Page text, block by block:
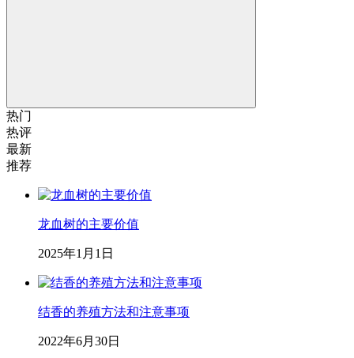
热门
热评
最新
推荐
龙血树的主要价值
2025年1月1日
结香的养殖方法和注意事项
2022年6月30日